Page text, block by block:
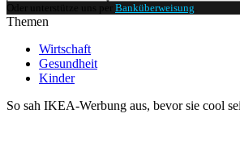
Oder unterstütze uns per Banküberweisung
Themen
Wirtschaft
Gesundheit
Kinder
So sah IKEA-Werbung aus, bevor sie cool